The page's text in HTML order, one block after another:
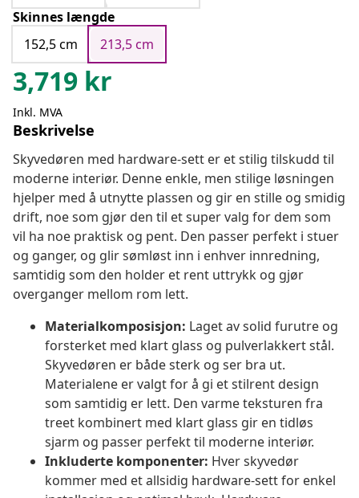
Skinnes længde
152,5 cm
213,5 cm
3,719 kr
Inkl. MVA
Beskrivelse
Skyvedøren med hardware-sett er et stilig tilskudd til
moderne interiør. Denne enkle, men stilige løsningen
hjelper med å utnytte plassen og gir en stille og smidig
drift, noe som gjør den til et super valg for dem som
vil ha noe praktisk og pent. Den passer perfekt i stuer
og ganger, og glir sømløst inn i enhver innredning,
samtidig som den holder et rent uttrykk og gjør
overganger mellom rom lett.
Materialkomposisjon: Laget av solid furutre og
forsterket med klart glass og pulverlakkert stål.
Skyvedøren er både sterk og ser bra ut.
Materialene er valgt for å gi et stilrent design
som samtidig er lett. Den varme teksturen fra
treet kombinert med klart glass gir en tidløs
sjarm og passer perfekt til moderne interiør.
Inkluderte komponenter: Hver skyvedør
kommer med et allsidig hardware-sett for enkel